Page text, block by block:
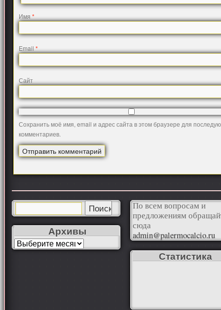
Имя*
Email*
Сайт
Сохранить моё имя, email и адрес сайта в этом браузере для
комментариев.
Архивы
По всем вопросам и
предложениям
сюда
admin@palermocalcio.ru
Статистика